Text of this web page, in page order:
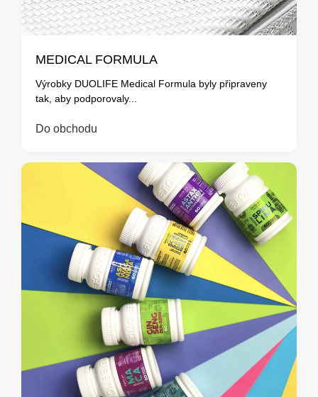
MEDICAL FORMULA
Výrobky DUOLIFE Medical Formula byly připraveny
tak, aby podporovaly...
Do obchodu